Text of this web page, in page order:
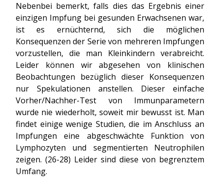
Nebenbei bemerkt, falls dies das Ergebnis einer
einzigen Impfung bei gesunden Erwachsenen war,
ist es ernüchternd, sich die möglichen
Konsequenzen der Serie von mehreren Impfungen
vorzustellen, die man Kleinkindern verabreicht.
Leider können wir abgesehen von klinischen
Beobachtungen bezüglich dieser Konsequenzen
nur Spekulationen anstellen. Dieser einfache
Vorher/Nachher-Test von Immunparametern
wurde nie wiederholt, soweit mir bewusst ist. Man
findet einige wenige Studien, die im Anschluss an
Impfungen eine abgeschwächte Funktion von
Lymphozyten und segmentierten Neutrophilen
zeigen. (26-28) Leider sind diese von begrenztem
Umfang.